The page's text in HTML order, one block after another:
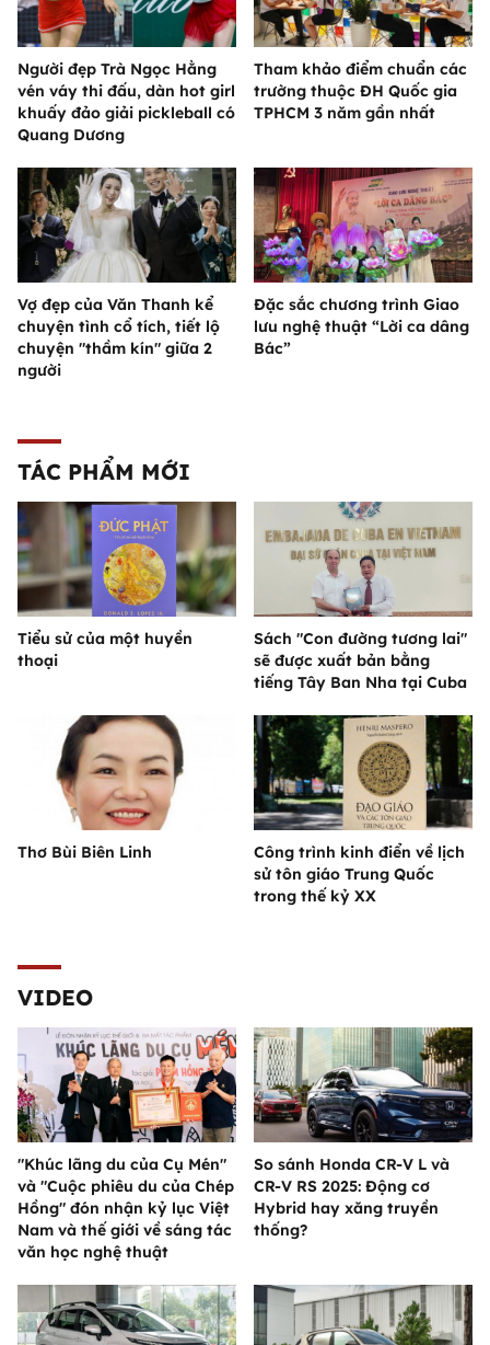
Người đẹp Trà Ngọc Hằng
vén váy thi đấu, dàn hot girl
khuấy đảo giải pickleball có
Quang Dương
Tham khảo điểm chuẩn các
trường thuộc ĐH Quốc gia
TPHCM 3 năm gần nhất
Vợ đẹp của Văn Thanh kể
chuyện tình cổ tích, tiết lộ
chuyện "thầm kín" giữa 2
người
Đặc sắc chương trình Giao
lưu nghệ thuật “Lời ca dâng
Bác”
TÁC PHẨM MỚI
Tiểu sử của một huyền
thoại
Sách "Con đường tương lai"
sẽ được xuất bản bằng
tiếng Tây Ban Nha tại Cuba
Thơ Bùi Biên Linh
Công trình kinh điển về lịch
sử tôn giáo Trung Quốc
trong thế kỷ XX
VIDEO
"Khúc lãng du của Cụ Mén"
và "Cuộc phiêu du của Chép
Hồng" đón nhận kỷ lục Việt
Nam và thế giới về sáng tác
văn học nghệ thuật
So sánh Honda CR-V L và
CR-V RS 2025: Động cơ
Hybrid hay xăng truyền
thống?